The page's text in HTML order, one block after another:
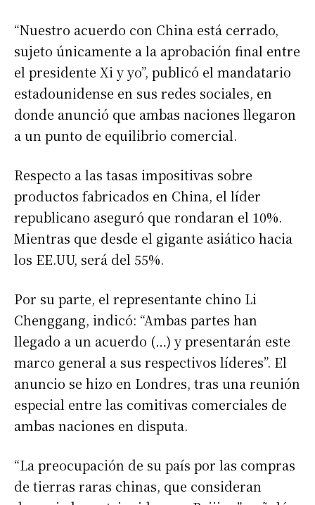
“Nuestro acuerdo con China está cerrado,
sujeto únicamente a la aprobación final entre
el presidente Xi y yo”, publicó el mandatario
estadounidense en sus redes sociales, en
donde anunció que ambas naciones llegaron
a un punto de equilibrio comercial.
Respecto a las tasas impositivas sobre
productos fabricados en China, el líder
republicano aseguró que rondaran el 10%.
Mientras que desde el gigante asiático hacia
los EE.UU, será del 55%.
Por su parte, el representante chino Li
Chenggang, indicó: “Ambas partes han
llegado a un acuerdo (…) y presentarán este
marco general a sus respectivos líderes”. El
anuncio se hizo en Londres, tras una reunión
especial entre las comitivas comerciales de
ambas naciones en disputa.
“La preocupación de su país por las compras
de tierras raras chinas, que consideran